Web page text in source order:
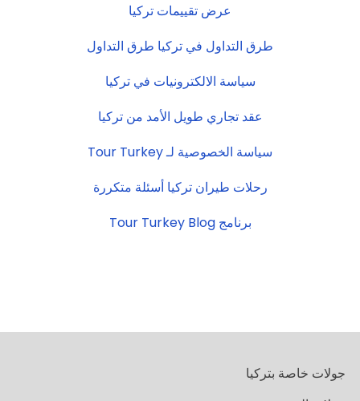
عرض تقييمات تركيا
طرق التداول في تركيا طرق التداول
سياسة الالكترونيات في تركيا
عقد تجاري طويل الأمد من تركيا
سياسة الخصوصية لـ Tour Turkey
رحلات طيران تركيا أسئلة متكررة
برنامج Tour Turkey Blog
جولات خاصة بتركيا